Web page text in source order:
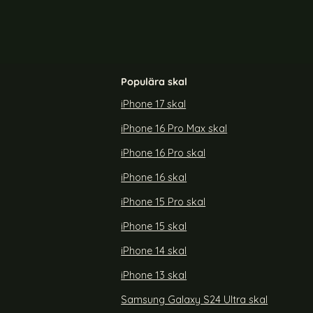
Skal CH
S23 Skal CH MagSafe Matt Mörk Blå
ColorPop Samsung Galaxy S23 Skal CH
MagSafe Matt Off White
Art. nr 225337
rea pristidigare pris
299 kr
ColorPop Samsung Galaxy S23
Populära skal
iPhone 17 skal
iPhone 16 Pro Max skal
iPhone 16 Pro skal
iPhone 16 skal
iPhone 15 Pro skal
iPhone 15 skal
iPhone 14 skal
iPhone 13 skal
Samsung Galaxy S24 Ultra skal